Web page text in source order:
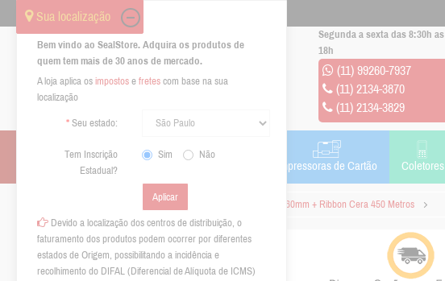
Segunda a sexta das 8:30h as
18h
(11) 99260-7937
(11) 2134-3870
(11) 2134-3829
Impressoras de Etiquetas Impressoras de Cartão Coletores
Etiquetas de Papel Cartão 170g, 40mm x 60mm + Ribbon Cera 450 Metros
Bem vindo ao SealStore. Adquira os produtos de
quem tem mais de 30 anos de mercado.
A loja aplica os impostos e fretes com base na sua
localização
Seu estado:
Tem Inscrição
Estadual?
Sim Não
Devido a localização dos centros de distribuição, o
faturamento dos produtos podem ocorrer por diferentes
estados de Origem, possibilitando a incidência e
recolhimento do DIFAL (Diferencial de Alíquota de ICMS)
Sua localização